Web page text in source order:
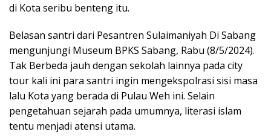
di Kota seribu benteng itu.
Belasan santri dari Pesantren Sulaimaniyah Di Sabang
mengunjungi Museum BPKS Sabang, Rabu (8/5/2024).
Tak Berbeda jauh dengan sekolah lainnya pada city
tour kali ini para santri ingin mengekspolrasi sisi masa
lalu Kota yang berada di Pulau Weh ini. Selain
pengetahuan sejarah pada umumnya, literasi islam
tentu menjadi atensi utama.